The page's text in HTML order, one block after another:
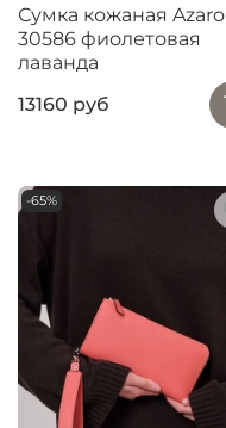
Сумка кожаная Azaro
30586 фиолетовая
лаванда
13160 руб
-65%